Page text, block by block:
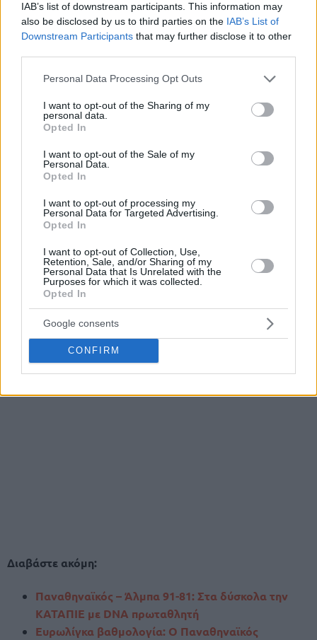
IAB’s list of downstream participants. This information may
also be disclosed by us to third parties on the IAB’s List of
Downstream Participants that may further disclose it to other
Please note that this website/app uses one or more Google
not limited to your visit or usage behaviour. You may click to
grant or deny consent to Google and its third-party tags to
use your data for below specified purposes in below Google
consent section.
Personal Data Processing Opt Outs
I want to opt-out of the Sharing of my
personal data.
Opted In
I want to opt-out of the Sale of my
Personal Data.
Opted In
I want to opt-out of processing my
Personal Data for Targeted Advertising.
Opted In
I want to opt-out of Collection, Use,
Retention, Sale, and/or Sharing of my
Personal Data that Is Unrelated with the
Purposes for which it was collected.
Opted In
Google consents
CONFIRM
να είμαστε όλοιΝανκαι Σλούκαςνα παίρνουμε 35 πικ το ματς
και να δημιουργούμε-εκτελούμε. Οι ρόλοι υπάρχουν για
Διαβάστε ακόμη:
Παναθηναϊκός – Άλμπα 91-81: Στα δύσκολα την
ΚΑΤΑΠΙΕ με DNA πρωταθλητή
Ευρωλίγκα βαθμολογία: Ο Παναθηναϊκός